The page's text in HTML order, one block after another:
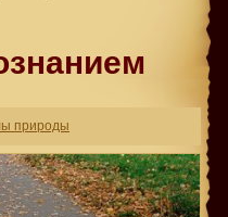
природы